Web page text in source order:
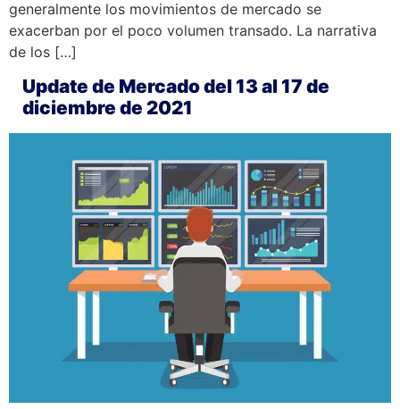
generalmente los movimientos de mercado se
exacerban por el poco volumen transado. La narrativa
de los […]
Update de Mercado del 13 al 17 de
diciembre de 2021